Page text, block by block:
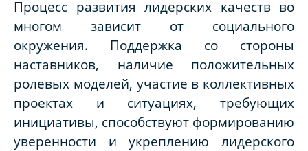
Процесс развития лидерских качеств во
многом зависит от социального
окружения. Поддержка со стороны
наставников, наличие положительных
ролевых моделей, участие в коллективных
проектах и ситуациях, требующих
инициативы, способствуют формированию
уверенности и укреплению лидерского